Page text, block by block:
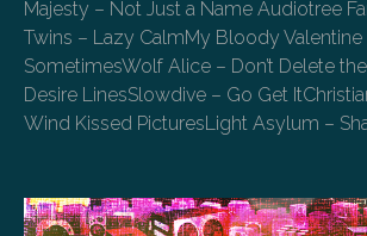
Majesty – Not Just a Name Audiotree
Twins – Lazy CalmMy Bloody Valentine
SometimesWolf Alice – Don’t Delete
Desire LinesSlowdive – Go Get
Wind Kissed PicturesLight Asylum –